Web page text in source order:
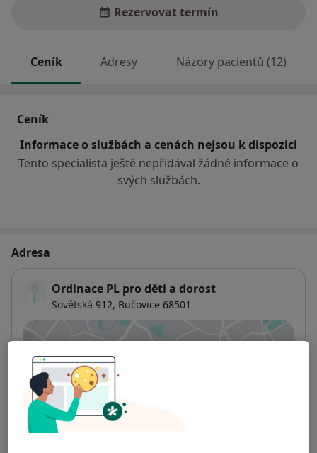
Rezervovat termín
Ceník Adresy Názory pacientů (12)
Ceník
Informace o službách a cenách nejsou k dispozici
Tento specialista ještě nepřidával žádné informace o
svých službách.
Adresa
Ordinace PL pro děti a dorost
Sovětská 912, Bučovice 68501
Dostupnost
Na této adrese online kalendář není aktivní
Co mám v takové situaci udělat?